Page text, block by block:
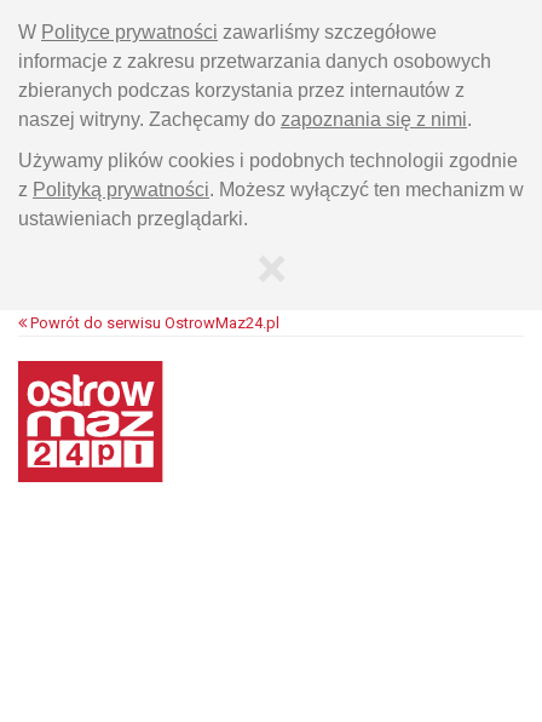
W Polityce prywatności zawarliśmy szczegółowe
informacje z zakresu przetwarzania danych osobowych
zbieranych podczas korzystania przez internautów z
naszej witryny. Zachęcamy do zapoznania się z nimi.
Używamy plików cookies i podobnych technologii zgodnie
z Polityką prywatności. Możesz wyłączyć ten mechanizm w
ustawieniach przeglądarki.
Powrót do serwisu OstrowMaz24.pl